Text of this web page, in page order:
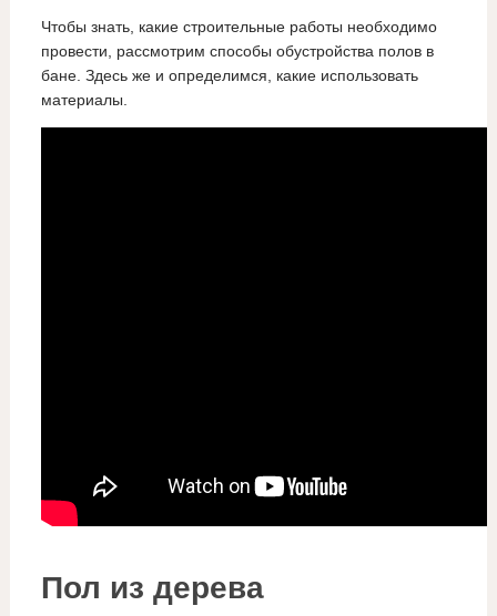
Чтобы знать, какие строительные работы необходимо
провести, рассмотрим способы обустройства полов в
бане. Здесь же и определимся, какие использовать
материалы.
Пол из дерева